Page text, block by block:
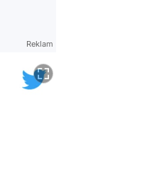
Reklam